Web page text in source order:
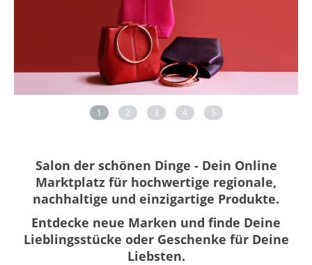
1 2 3 4 5
Salon der schönen Dinge - Dein Online
Marktplatz für hochwertige regionale,
nachhaltige und einzigartige Produkte.
Entdecke neue Marken und finde Deine
Lieblingsstücke oder Geschenke für Deine
Liebsten.